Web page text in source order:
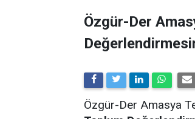
Özgür-Der
Özgür-Der Amasya